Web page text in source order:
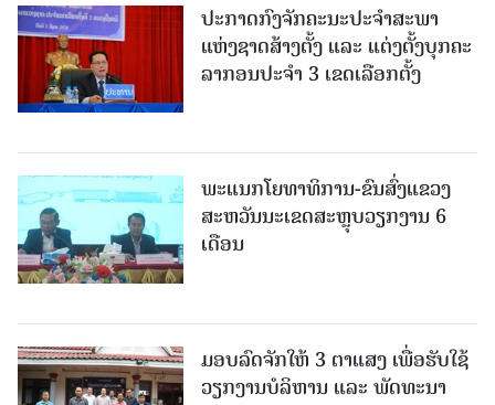
ປະກາດກົງຈັກຄະນະປະຈໍາສະພາ
ແຫ່ງຊາດສ້າງຕັ້ງ ແລະ ແຕ່ງຕັ້ງບຸກຄະ
ລາກອນປະຈໍາ 3 ເຂດເລືອກຕັ້ງ
ພະແນກໂຍທາທິການ-ຂົນສົ່ງແຂວງ
ສະຫວັນນະເຂດສະຫຼຸບວຽກງານ 6
ເດືອນ
ມອບລົດຈັກໃຫ້ 3 ຕາແສງ ເພື່ອຮັບໃຊ້
ວຽກງານບໍລິຫານ ແລະ ພັດທະນາ